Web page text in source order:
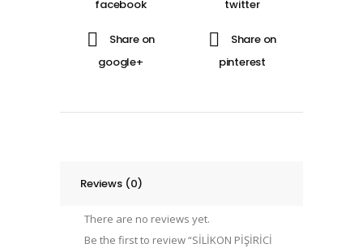
Reviews (0)
There are no reviews yet.
Be the first to review “SİLİKON PİŞİRİCİ